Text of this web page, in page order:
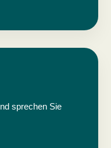
sprechen Sie